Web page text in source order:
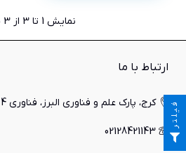
نمایش 1 تا 3 از 3 مورد
ارتباط با ما
کرج، پارک علم و فناوری البرز، فناوری 4
02128421143
فیلتر